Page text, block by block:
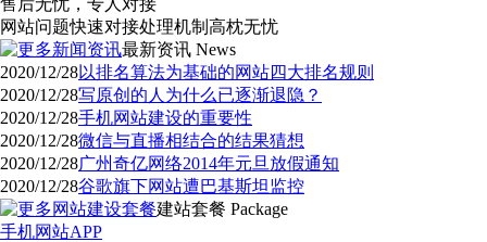
售后无忧，专人对接
网站问题快速对接处理机制高枕无忧
最新资讯 News
2020/12/28以排名算法为基础的网站四大排名规则
2020/12/28写原创的人为什么已逐渐退隐？
2020/12/28手机网站建设的重要性
2020/12/28微信与直播相结合的结果猜想
2020/12/28广州奇亿网络2014年元旦放假通知
2020/12/28谷歌旗下网站遭巴基斯坦监控
建站套餐 Package
手机网站APP